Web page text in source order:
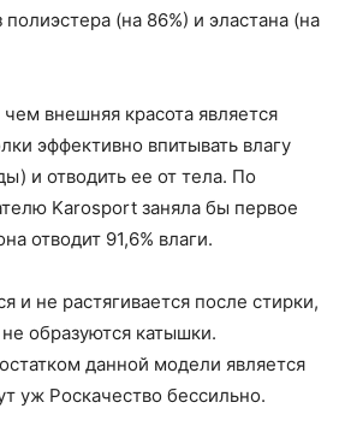
полиэстера (на 86%) и эластана (на
внешняя красота является
эффективно впитывать влагу
и отводить ее от тела. По
Karosport заняла бы первое
отводит 91,6% влаги.
и не растягивается после стирки,
образуются катышки.
данной модели является
уж Роскачество бессильно.